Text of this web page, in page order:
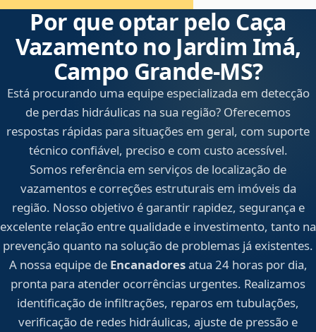
Por que optar pelo Caça
Vazamento no Jardim Imá,
Campo Grande‑MS?
Está procurando uma equipe especializada em detecção
de perdas hidráulicas na sua região? Oferecemos
respostas rápidas para situações em geral, com suporte
técnico confiável, preciso e com custo acessível.
Somos referência em serviços de localização de
vazamentos e correções estruturais em imóveis da
região. Nosso objetivo é garantir rapidez, segurança e
excelente relação entre qualidade e investimento, tanto na
prevenção quanto na solução de problemas já existentes.
A nossa equipe de Encanadoresatua 24 horas por dia,
pronta para atender ocorrências urgentes. Realizamos
identificação de infiltrações, reparos em tubulações,
verificação de redes hidráulicas, ajuste de pressão e